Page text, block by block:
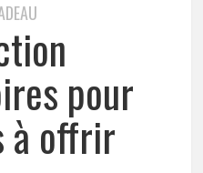
pour
à offrir